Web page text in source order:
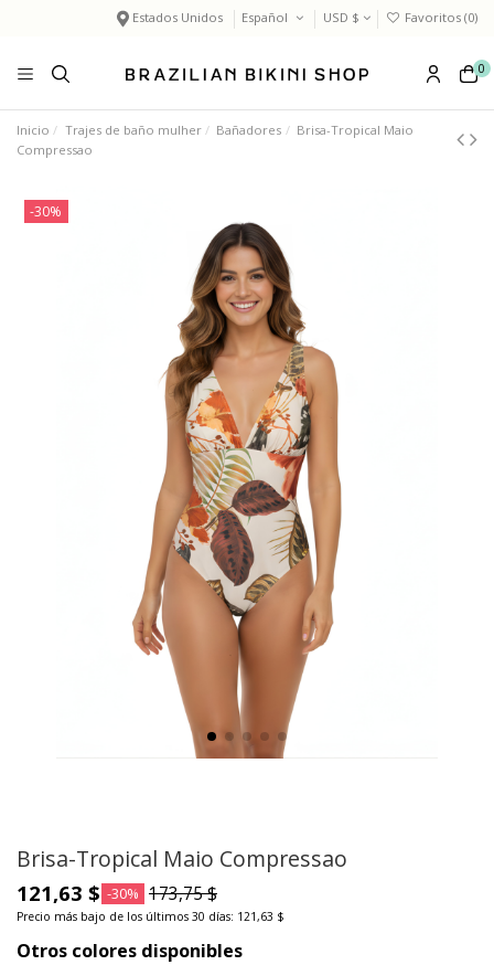
Estados Unidos Español USD $ Favoritos (0)
0
Inicio Trajes de baño mulher Bañadores
Brisa-Tropical Maio
Compressao
-30%
Brisa-Tropical Maio Compressao
121,63 $ -30% 173,75 $
Precio más bajo de los últimos 30 días: 121,63 $
Otros colores disponibles